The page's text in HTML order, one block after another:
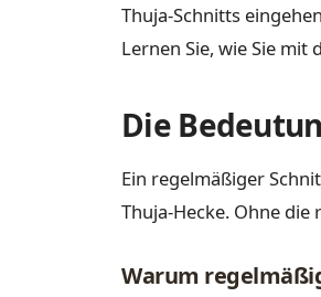
Thuja-Schnitts
Lernen Sie, wie Sie
Die
Ein regelmäßiger
Thuja-Hecke. Ohne
Warum